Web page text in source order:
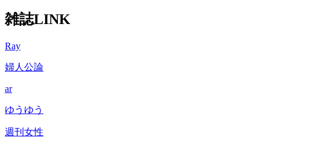
雑誌LINK
Ray
婦人公論
ar
ゆうゆう
週刊女性